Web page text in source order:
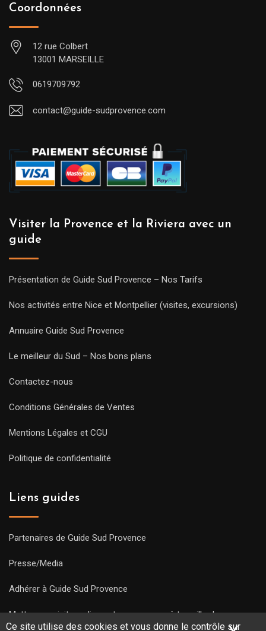
Ce site utilise des cookies et vous donne le contrôle sur
Coordonnées
12 rue Colbert
13001 MARSEILLE
0619709792
contact@guide-sudprovence.com
Visiter la Provence et la Riviera avec un
guide
Présentation de Guide Sud Provence – Nos Tarifs
Nos activités entre Nice et Montpellier (visites, excursions)
Annuaire Guide Sud Provence
Le meilleur du Sud – Nos bons plans
Contactez-nous
Conditions Générales de Ventes
Mentions Légales et CGU
Politique de confidentialité
Liens guides
Partenaires de Guide Sud Provence
Presse/Media
Adhérer à Guide Sud Provence
Mettre une visite en ligne et commencez à travailler !